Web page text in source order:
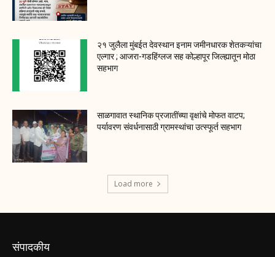
२१ जुलैला मुंबईत देवस्थान इनाम जमीनधारक शेतकऱ्यांचा
एल्गार ; आजरा-गडहिंग्लज सह कोल्हापूर जिल्ह्यातून मोठा
सहभाग
साळगावात स्थानिक प्रजातींच्या वृक्षांचे मोफत वाटप;
पर्यावरण संवर्धनासाठी ग्रामस्थांचा उत्स्फूर्त सहभाग
Load more
संपादकीय